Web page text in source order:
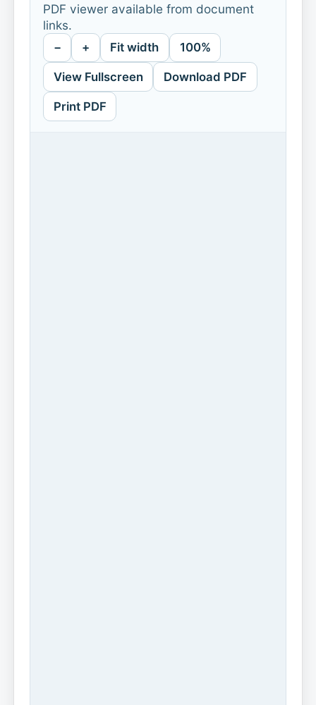
PDF viewer available from document
links.
− + Fit width 100%
View Fullscreen Download PDF
Print PDF